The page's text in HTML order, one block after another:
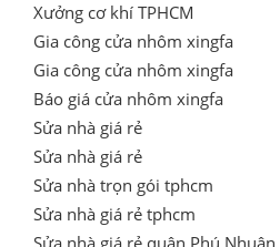
Xưởng cơ khí TPHCM
Gia công cửa nhôm xingfa
Gia công cửa nhôm xingfa
Báo giá cửa nhôm xingfa
Sửa nhà giá rẻ
Sửa nhà giá rẻ
Sửa nhà trọn gói tphcm
Sửa nhà giá rẻ tphcm